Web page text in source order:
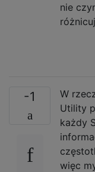
nie
-1
W
Utility
każdy
więc